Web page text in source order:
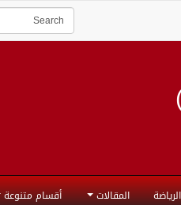
الرياضة المقالات أقسام متنوعة